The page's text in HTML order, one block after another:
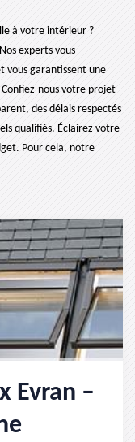
à votre intérieur ?
experts vous
vous garantissent une
nous votre projet
des délais respectés
qualifiés. Éclairez votre
Pour cela, notre
Evran –